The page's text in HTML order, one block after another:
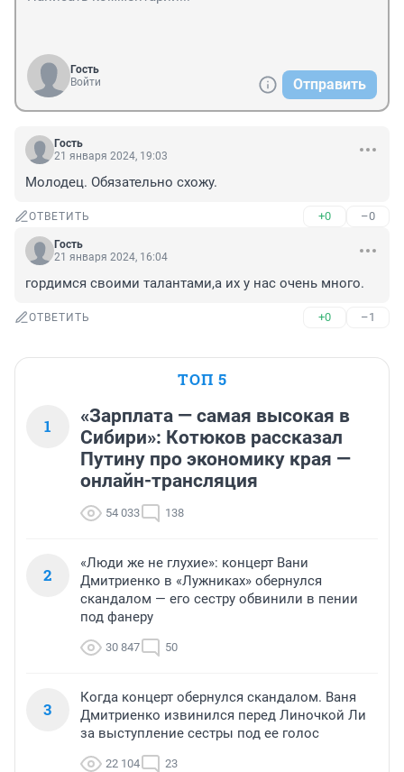
Гость
Войти
Отправить
Гость
21 января 2024, 19:03
Молодец. Обязательно схожу.
ОТВЕТИТЬ +0 –0
Гость
21 января 2024, 16:04
гордимся своими талантами,а их у нас очень много.
ОТВЕТИТЬ +0 –1
ТОП 5
1
«Зарплата — самая высокая в
Сибири»: Котюков рассказал
Путину про экономику края —
онлайн-трансляция
54 033 138
2
«Люди же не глухие»: концерт Вани
Дмитриенко в «Лужниках» обернулся
скандалом — его сестру обвинили в пении
под фанеру
30 847 50
3
Когда концерт обернулся скандалом. Ваня
Дмитриенко извинился перед Линочкой Ли
за выступление сестры под ее голос
22 104 23